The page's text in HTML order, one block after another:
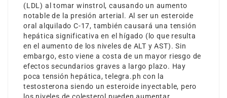
(LDL) al tomar winstrol, causando un aumento
notable de la presión arterial. Al ser un esteroide
oral alquilado C-17, también causará una tensión
hepática significativa en el hígado (lo que resulta
en el aumento de los niveles de ALT y AST). Sin
embargo, esto viene a costa de un mayor riesgo de
efectos secundarios graves a largo plazo. Hay
poca tensión hepática,telegra.ph con la
testosterona siendo un esteroide inyectable, pero